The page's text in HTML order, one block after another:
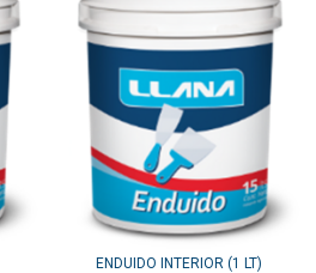
ENDUIDO INTERIOR (1 LT)